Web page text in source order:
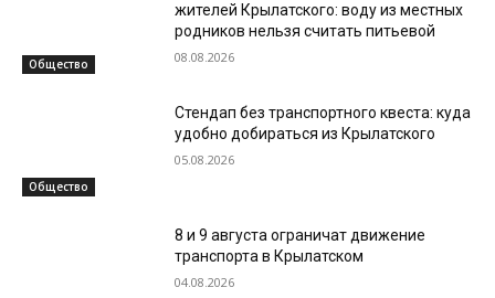
Общество
жителей Крылатского: воду из местных
родников нельзя считать питьевой
08.08.2026
Общество
Стендап без транспортного квеста: куда
удобно добираться из Крылатского
05.08.2026
8 и 9 августа ограничат движение
транспорта в Крылатском
04.08.2026